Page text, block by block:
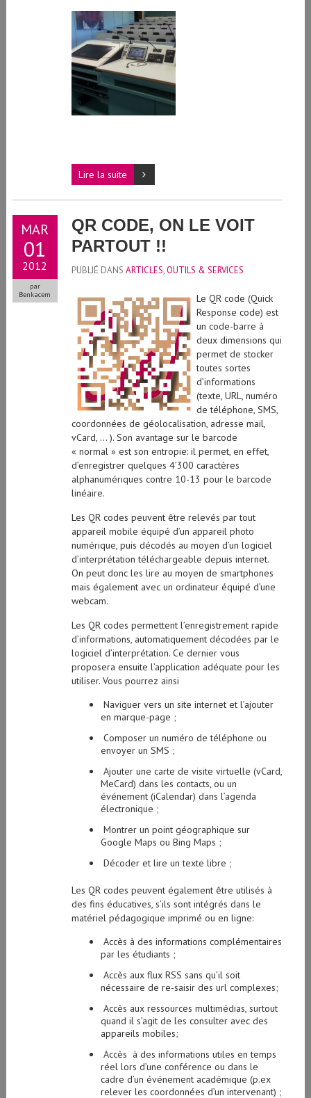
Lire la suite
MAR
01
2012
par
Benkacem
QR CODE, ON LE VOIT
PARTOUT !!
PUBLIÉ DANS ARTICLES OUTILS & SERVICES
Le QR code (Quick
Response code) est
un code-barre à
deux dimensions qui
permet de stocker
toutes sortes
d’informations
(texte, URL, numéro
de téléphone, SMS,
coordonnées de géolocalisation, adresse mail,
vCard, … ). Son avantage sur le barcode
« normal » est son entropie: il permet, en effet,
d’enregistrer quelques 4’300 caractères
alphanumériques contre 10-13 pour le barcode
linéaire.
Les QR codes peuvent être relevés par tout
appareil mobile équipé d’un appareil photo
numérique, puis décodés au moyen d’un logiciel
d’interprétation téléchargeable depuis internet.
On peut donc les lire au moyen de smartphones
mais également avec un ordinateur équipé d’une
webcam.
Les QR codes permettent l’enregistrement rapide
d’informations, automatiquement décodées par le
logiciel d’interprétation. Ce dernier vous
proposera ensuite l’application adéquate pour les
utiliser. Vous pourrez ainsi
Naviguer vers un site internet et l’ajouter
en marque-page ;
Composer un numéro de téléphone ou
envoyer un SMS ;
Ajouter une carte de visite virtuelle (vCard,
MeCard) dans les contacts, ou un
événement (iCalendar) dans l’agenda
électronique ;
Montrer un point géographique sur
Google Maps ou Bing Maps ;
Décoder et lire un texte libre ;
Les QR codes peuvent également être utilisés à
des fins éducatives, s’ils sont intégrés dans le
matériel pédagogique imprimé ou en ligne:
Accès à des informations complémentaires
par les étudiants ;
Accès aux flux RSS sans qu’il soit
nécessaire de re-saisir des url complexes;
Accès aux ressources multimédias, surtout
quand il s’agit de les consulter avec des
appareils mobiles;
Accès à des informations utiles en temps
réel lors d’une conférence ou dans le
cadre d’un événement académique (p.ex
relever les coordonnées d’un intervenant) ;